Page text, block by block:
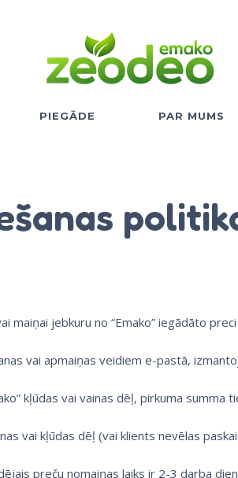
PIEGĀDE PAR MUMS
maiņai jebkuru no “Emako” iegādāto
vai apmaiņas veidiem e-pastā,
kļūdas vai vainas dēļ, pirkuma
vai kļūdas dēļ (vai klients nevēlas
preču nomaiņas laiks ir 2-3 darba